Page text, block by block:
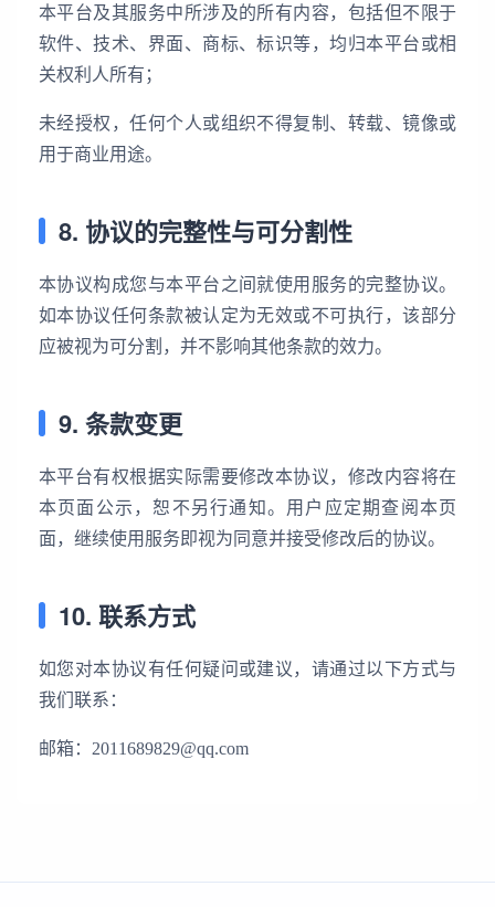
本平台及其服务中所涉及的所有内容，包括但不限于
软件、技术、界面、商标、标识等，均归本平台或相
关权利人所有；
未经授权，任何个人或组织不得复制、转载、镜像或
用于商业用途。
8. 协议的完整性与可分割性
本协议构成您与本平台之间就使用服务的完整协议。
如本协议任何条款被认定为无效或不可执行，该部分
应被视为可分割，并不影响其他条款的效力。
9. 条款变更
本平台有权根据实际需要修改本协议，修改内容将在
本页面公示，恕不另行通知。用户应定期查阅本页
面，继续使用服务即视为同意并接受修改后的协议。
10. 联系方式
如您对本协议有任何疑问或建议，请通过以下方式与
我们联系：
邮箱：2011689829@qq.com